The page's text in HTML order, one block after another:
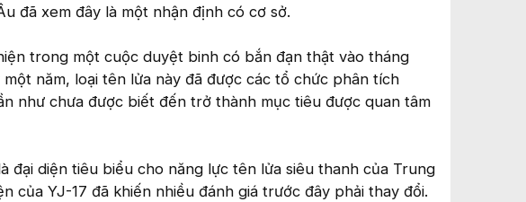
đã xem đây là một nhận định có cơ sở.
trong một cuộc duyệt binh có bắn đạn thật vào tháng
năm, loại tên lửa này đã được các tổ chức phân tích
như chưa được biết đến trở thành mục tiêu được quan tâm
đại diện tiêu biểu cho năng lực tên lửa siêu thanh của Trung
của YJ-17 đã khiến nhiều đánh giá trước đây phải thay đổi.